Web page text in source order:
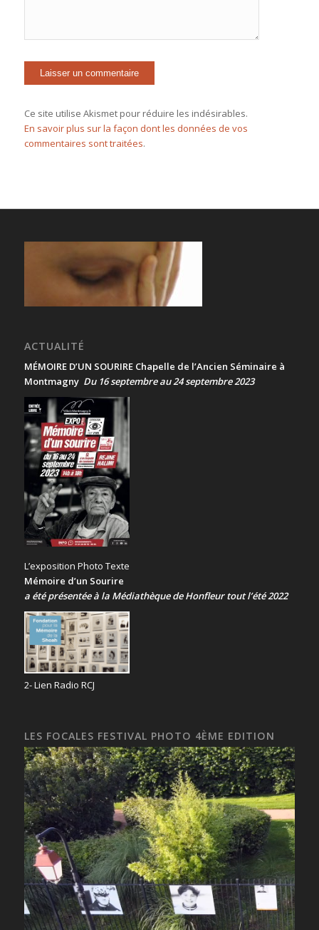
Ce site utilise Akismet pour réduire les indésirables.
En savoir plus sur la façon dont les données de vos
commentaires sont traitées.
ACTUALITÉ
MÉMOIRE D’UN SOURIRE Chapelle de l’Ancien Séminaire à
Montmagny Du 16 septembre au 24 septembre 2023
L’exposition Photo Texte
Mémoire d’un Sourire
a été présentéeà la Médiathèque de Honfleur tout l’été 2022
2- Lien Radio RCJ
LES FOCALES FESTIVAL PHOTO 4ÈME EDITION